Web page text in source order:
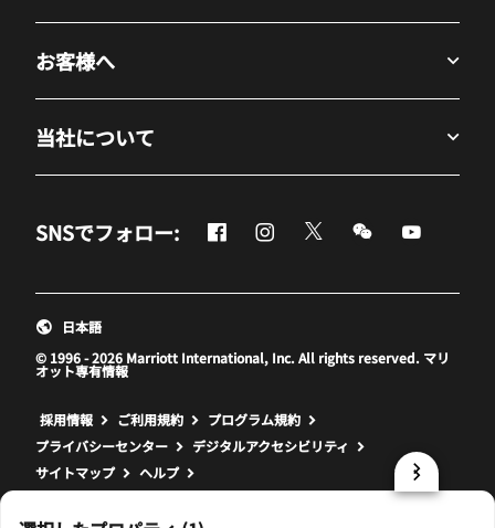
お客様へ
当社について
SNSでフォロー: Facebook
新しいウィンドウで開く
Instagram
新しいウィンドウで開く
Twitter
新しいウィンドウで開
Messenger
新しいウィンド
新しいウ
© 1996 - 2026 Marriott International, Inc. All rights reserved. マリ
オット専有情報
日本語
採用情報 新しいウィンドウで開く
ご利用規約
プログラム規約
プライバシーセンター
デジタルアクセシビリティ
サイトマップ
ヘルプ
prod31,B8DDCEB0-60D7-5C37-83A1-BDDF07FBBFBE,rel-R24.9.4